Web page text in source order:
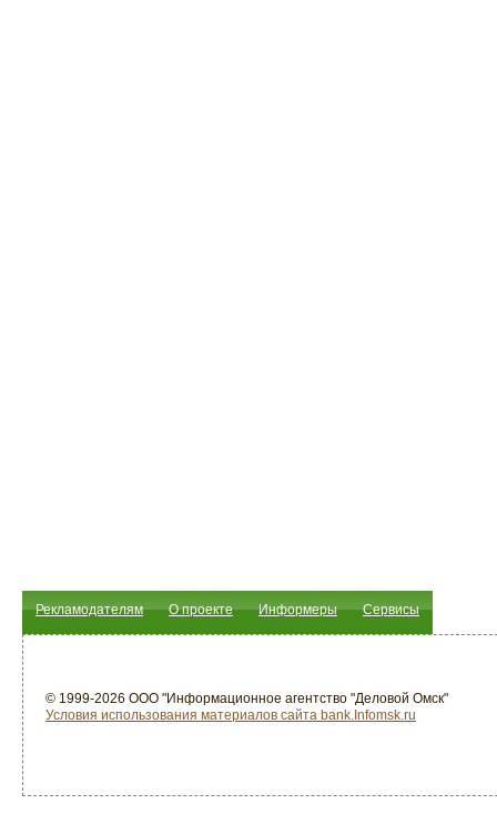
Рекламодателям О проекте Информеры Сервисы
© 1999-2026 ООО "Информационное агентство "Деловой Омск"
Условия использования материалов сайта bank.Infomsk.ru